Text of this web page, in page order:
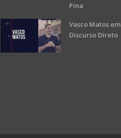
Pina
Vasco Matos em
Discurso Direto